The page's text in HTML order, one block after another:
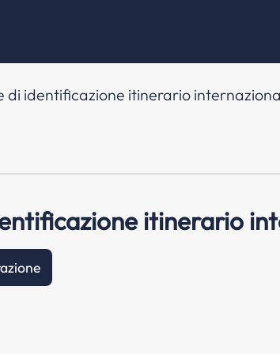
di identificazione itinerario
itinerario